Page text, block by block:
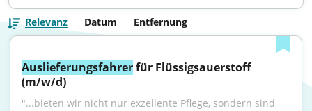
Relevanz Datum Entfernung
Auslieferungsfahrer für Flüssigsauerstoff
(m/w/d)
"...bieten wir nicht nur exzellente Pflege, sondern sind